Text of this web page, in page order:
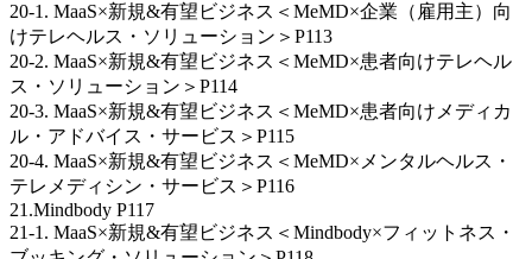
20-1. MaaS×新規&有望ビジネス＜MeMD×企業（雇用主）向
けテレヘルス・ソリューション＞P113
20-2. MaaS×新規&有望ビジネス＜MeMD×患者向けテレヘル
ス・ソリューション＞P114
20-3. MaaS×新規&有望ビジネス＜MeMD×患者向けメディカ
ル・アドバイス・サービス＞P115
20-4. MaaS×新規&有望ビジネス＜MeMD×メンタルヘルス・
テレメディシン・サービス＞P116
21.Mindbody P117
21-1. MaaS×新規&有望ビジネス＜Mindbody×フィットネス・